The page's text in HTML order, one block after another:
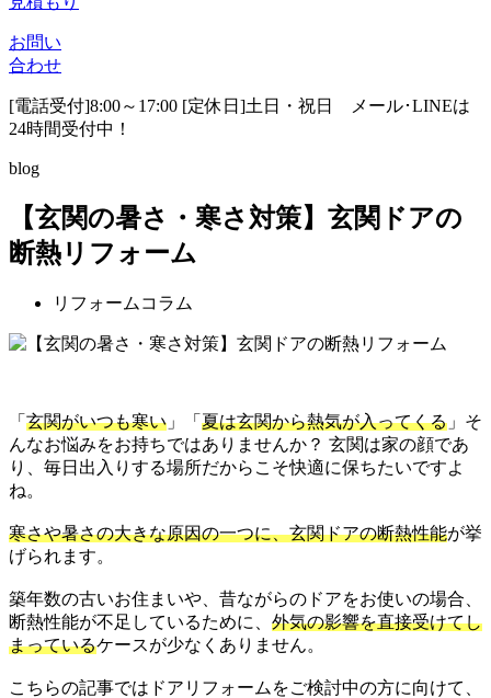
お問い
合わせ
[電話受付]8:00～17:00 [定休日]土日・祝日
メール･LINEは
24時間受付中！
blog
【玄関の暑さ・寒さ対策】玄関ドアの
断熱リフォーム
リフォームコラム
「 玄関がいつも寒い 」「 夏は玄関から熱気が入ってくる 」そ
んなお悩みをお持ちではありませんか？ 玄関は家の顔であ
り、毎日出入りする場所だからこそ快適に保ちたいですよ
ね。
寒さや暑さの大きな原因の一つに、玄関ドアの断熱性能が挙
げられます。
築年数の古いお住まいや、昔ながらのドアをお使いの場合、
断熱性能が不足しているために、 外気の影響を直接受けてし
まっているケースが少なくありません。
こちらの記事ではドアリフォームをご検討中の方に向けて、